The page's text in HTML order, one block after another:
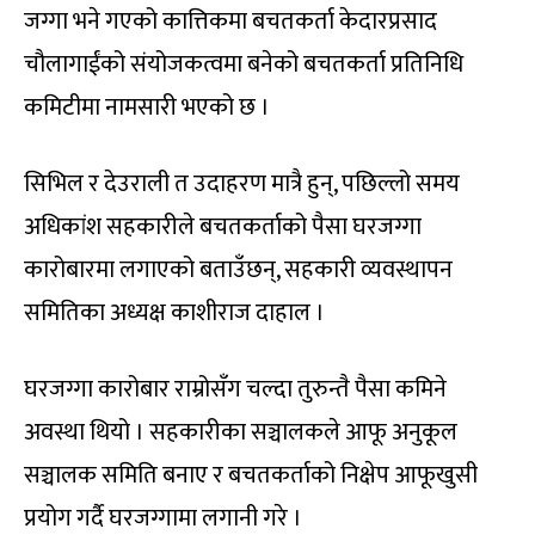
जग्गा भने गएको कात्तिकमा बचतकर्ता केदारप्रसाद
चौलागाईंको संयोजकत्वमा बनेको बचतकर्ता प्रतिनिधि
कमिटीमा नामसारी भएको छ ।
सिभिल र देउराली त उदाहरण मात्रै हुन्, पछिल्लो समय
अधिकांश सहकारीले बचतकर्ताको पैसा घरजग्गा
कारोबारमा लगाएको बताउँछन्, सहकारी व्यवस्थापन
समितिका अध्यक्ष काशीराज दाहाल ।
घरजग्गा कारोबार राम्रोसँग चल्दा तुरुन्तै पैसा कमिने
अवस्था थियो । सहकारीका सञ्चालकले आफू अनुकूल
सञ्चालक समिति बनाए र बचतकर्ताको निक्षेप आफूखुसी
प्रयोग गर्दै घरजग्गामा लगानी गरे ।